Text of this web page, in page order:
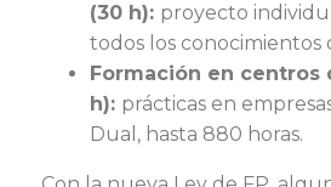
(30 h): proyecto
todos los conocimientos
Formación en centros
h): prácticas en
Dual, hasta 880 horas.